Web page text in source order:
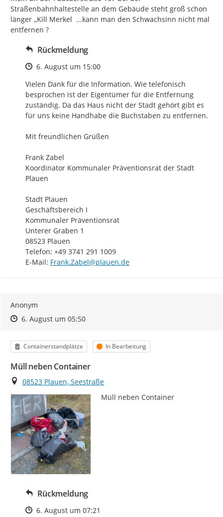
Straßenbahnhaltestelle an dem Gebäude steht groß schon
länger ,,Kill Merkel  ...kann man den Schwachsinn nicht mal
entfernen ?
Rückmeldung
Zeitpunkt des Erstellens
6. August um 15:00
Vielen Dank für die Information. Wie telefonisch
besprochen ist der Eigentümer für die Entfernung
zuständig. Da das Haus nicht der Stadt gehört gibt es
für uns keine Handhabe die Buchstaben zu entfernen.
Mit freundlichen Grüßen
Frank Zabel
Koordinator Kommunaler Präventionsrat der Stadt
Plauen
Stadt Plauen
Geschäftsbereich I
Kommunaler Präventionsrat
Unterer Graben 1
08523 Plauen
Telefon: +49 3741 291 1009
E-Mail: Frank.Zabel@plauen.de
Anonym
Zeitpunkt des Erstellens
Zeitpunkt des Erstellens
6. August um 05:50Zur Äußerung
Kategorie
Containerstandplätze Status
In Bearbeitung
Müll neben Container
Ort
08523 Plauen, Seestraße
Müll neben Container
Rückmeldung
Zeitpunkt des Erstellens
6. August um 07:21